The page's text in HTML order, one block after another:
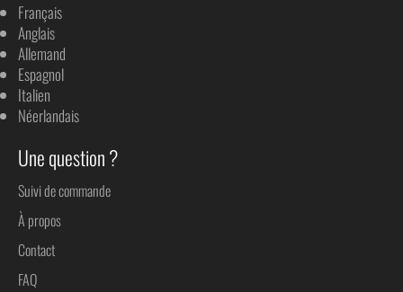
Français
Anglais
Allemand
Espagnol
Italien
Néerlandais
Une question ?
Suivi de commande
À propos
Contact
FAQ